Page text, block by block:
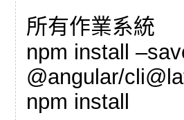
所有作業系統
npm install
@angular/
npm install